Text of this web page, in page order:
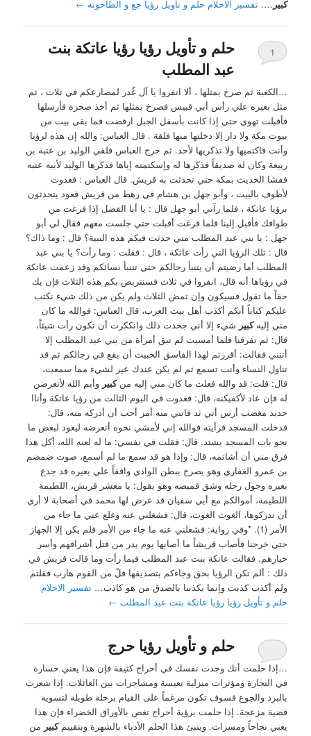
كبير ….تفسير الاحلام حلم و تأويل رؤيا جع و الطاحونة ←
حلم و تأويل رؤيا رؤيا عاتكة بنت
عبد المطلب
1
…الكعبة ثم صرخ بمثلها ، ألا انفروا يا آل غُدر لمصارعكم في ثلاث ، ثم
مثل بعيره علي رأس أبي قبيس فصرخ بمثلها ثم أخذ صخرة فأرسلها
فأقبلت تهوي حتي إذا كانت بأسفل الجبل ارفضت فما بقي بيت من
بيوت مكة ولا دار إلا دخلتها منها فلقة . قال العباس: والله إن هذه لرؤيا
وأنت فاكتميها ولا تذكريها لأحد. ثم خرج العباس فلقي الوليد بن عتبة بن
ربيعة وكان له صديقاً فذكرها له وإسكتمته إياها فذكرها الوليد لأبيه عتبه
ففشا الحديث بمكة حتي تحدثت به قريش. قال العباس : فغدوت
لأطوف بالبيت ، وأبو جهل بن هشام في رهط من قريش قعود يتحدثون
برؤيا عاتكة ، فلما رآني أبو جهل قال : يا أبا الفضل إذا فرغت من
طوافك فأقبل إلينا فلما فرغت أقبلت حتي جلست معهم فقال لي أبو
جهل : يا بني عبد المطلب متي حدثت فيكم هذه النبية؟ قال : وما ذاك؟
قال : تلك الرؤيا التي رأت عاتكة ، قال : فقلت : وما رأت؟ يا بني عبد
المطلب أما رضيتم أن يتنبأ رجالكم حتي تتنبأ نسائكم وقد زعمت عاتكة
في رؤياها أنه قال، انفروا في ثلاث فسنتربص بكم هذه الثلاث فإن يك
حقاً ما تقول فسيكون وإن تمض الثلاث ولم يكن من ذلك شيء نكتب
عليكم كتاباً أنكم أكذب أهل بيت العرب، قال العباس: فوالله ما كان
مني إليهكبير شيء إلا أني جحدت ذلك وانككرت أن تكون رأت شيئاً،
قال: ثم تفرقنا فلما أمسيت لم تبق أمرأة من بني عبد المطلب إلا
أتتني فقالت: أقررتم لهذا الفاسق الخبيث أن يقع في رجالكم ثم قد
تناول النساء وأنت تسمع ثم لم يكن عندك عير لشيء مما سمعت،
قال: قلت: قد والله فعلت ما كان مني إليه منكبير وأيم الله لأتعرضن
له فإن عاد لأكفيكنه، قال: فغدوت في اليوم الثالث من رؤيا عاتكة وأناا
حديد مغضب أرس أني ثد فاتني منه أمر أحب أن أدركه منه، قال:
فدخلت المسجد فرأيته فوالله إني لأمشي نحوه أتعرضه ليعود لبعض ما
نحو باب المسجد يشتد, قال: فقلت في نفسي: ما له لعنه الله، أكل هذا
فرق مني أن أشاتمه، قال: وإذا هو قد سمع ما لم أسمع، صوت ضمضم
بن عمرو الغفاري وهو يصرخ ببطن الوادي واقفاً علي بعيره قد جدع
بعيره وحول رحله وشق قميصه وهو يقول: يا معشر قريش، اللطيمة
اللطيمة، أموالكم مع أبي سفيان قد عرض لها محمد في أصحابة لا أري
أن تدركوها، الغوث الغوث، قال: فشغلني عنه وغلع عني ما جاء من
الأمر (1). *وفي رواية: فشغلني عنه ما جاء من الأمر فلم يكن إلا الجهاز
حتي خرجنا فأصاب قريشاً ما أصابها يوم بدر من قتل أشرافهم وأسر
خيارهم. فقالت عاتكة بنت عبد المطلب فيما رأت وما قالت قريش في
ذلك : ألم تكن الرؤيا بحق وجاءكم بتصديقها فلً من القوم هارب فقلتم
ولم أكذب كذبت وإنما يكذبنا بالصدق من هو كاذب…تفسير الاحلام
حلم و تأويل رؤيا رؤيا عاتكة بنت عبد المطلب ←
حلم و تأويل رؤيا حرج
…إذا حلمت أنك وجدت نفسك في أحراج كثيفة فإن هذا يعني خسارة
في التجارة ومؤثرات منزلية تعيسة ومشاجرات بين العائلات. إذا شعرت
بالبرد والجوع فسوف تكون مرغماً على القيام برحلة طويلة لتسوية
قضية مزعجة. إذا حلمت برؤية أحراج تغص بالأوراق الخضراء فإن هذا
يعني نجاحاً ومسرات. وينبئ هذا الحلم الأدباء بالشهرة وبتقييمكبير من